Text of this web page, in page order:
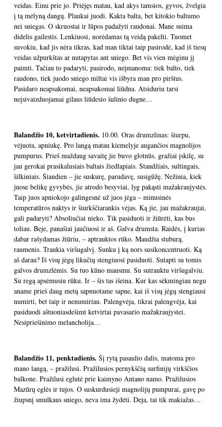
veidas. Einu prie jo. Priėjęs matau, kad akys tamsios, gyvos, žvelgia
į tą mėlyną dangų. Plaukai juodi. Kakta balta, bet kitokio baltumo
nei sniegas. O skruostai ir lūpos padažyti raudonai. Mane suima
didelis gailestis. Lenkiuosi, norėdamas tą veidą pakelti. Tuomet
suvokiu, kad jis nėra tikras, kad man tiktai taip pasirodė, kad iš tiesų
veidas užpurkštas ar nutapytas ant sniego. Bet vis vien mėginu jį
paimti. Tačiau to padaryti, pasirodo, neįmanoma: tiek balto, tiek
raudono, tiek juodo sniego miltai vis išbyra man pro pirštus.
Pasidaro neapsakomai, neapsakomai liūdna. Atsiduriu tarsi
neįsivaizduojamai gilaus liūdesio šulinio dugne…
Balandžio 10, ketvirtadienis. 10.00. Oras drumzlinas: šiurpu,
vėjuota, apniukę. Pro langą matau kiemelyje augančios magnolijos
pumpurus. Prieš maždaug savaitę jie buvo glotnūs, gražiai įskilę, su
jau gerokai prasikalusiais baltais žiedlapiais. Standžiais, sultingais,
šilkiniais. Šiandien – jie suskurę, parudavę, susigūžę. Nežinia, kiek
juose belikę gyvybės, jie atrodo besyviai, lyg pakąsti mažakraujystės.
Taip juos apniokojo galingesnė už juos jėga – minusinės
temperatūros naktys ir šiurkščiarankis vėjas. Ką jie, jau mažakraujai,
gali padaryti? Absoliučiai nieko. Tik pasiduoti ir žiūrėti, kas bus
toliau. Beje, panašiai jaučiuosi ir aš. Galva drumsta. Raidės, į kurias
dabar rašydamas žiūriu, – aptrauktos rūko. Maudžia stuburą,
raumenis. Traukia viršugalvį. Sunku į ką nors susikoncentruoti. Ką
aš darau? Iš visų jėgų likučių stengiuosi pasiduoti. Sutapti su tomis
galvos drumzlėmis. Su tuo kūno mausmu. Su sutrauktu viršugalviu.
Su regą apsėmusiu rūku. Ir – šis tas išeina. Kur kas sėkmingiau negu
aname prieš daug metų sapnuotame sapne, kai iš visų jėgų stengiausi
numirti, bet taip ir nenumiriau. Palengvėja, tikrai palengvėja, kai
pasiduodi aštuoniasdešimt ketvirtai pavasario mažakraujystei.
Nesipriešinimo melancholija…
Balandžio 11, penktadienis. Šį rytą pasaulio dalis, matoma pro
mano langą, – pražilusi. Pražilusios pernykščių surfinijų virkščios
balkone. Pražilusi eglutė prie kaimyno Antano namo. Pražilusios
Mazūrų eglės ir tujos. O suskurdusieji magnolijų pumpurai, gavę po
žiupsnį smulkaus sniego, neva ima žydėti. Deja, tai tik makiažas…